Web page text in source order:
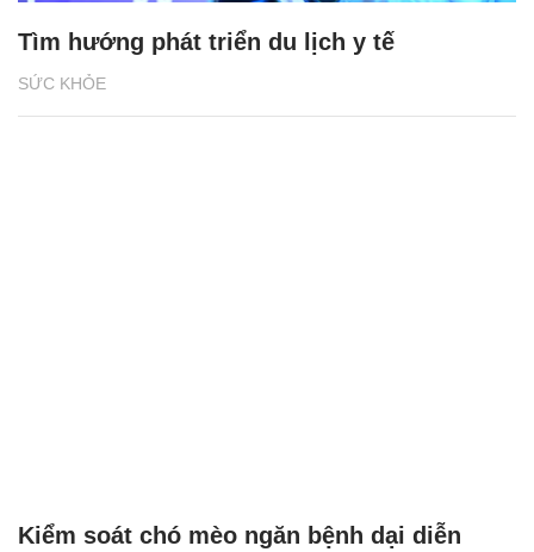
SỨC KHỎE
Tìm hướng phát triển du lịch y tế
Kiểm soát chó mèo ngăn bệnh dại diễn